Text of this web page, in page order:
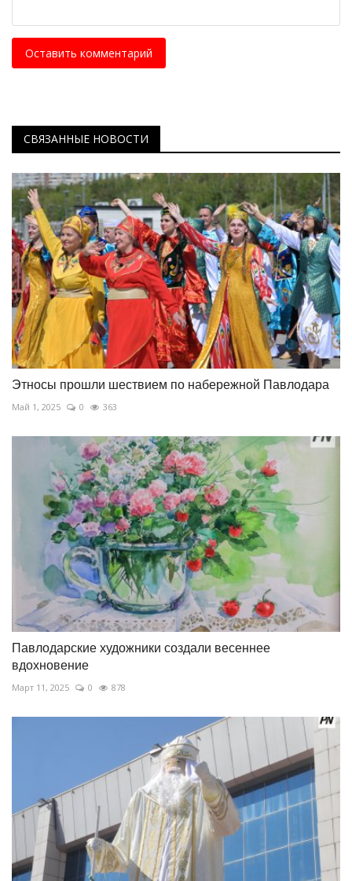
Оставить комментарий
СВЯЗАННЫЕ НОВОСТИ
Этносы прошли шествием по набережной Павлодара
Май 1, 2025 0 363
Павлодарские художники создали весеннее
вдохновение
Март 11, 2025 0 878